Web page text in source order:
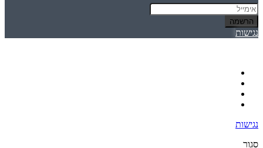
הרשמה
נגישות
נגישות
סגור